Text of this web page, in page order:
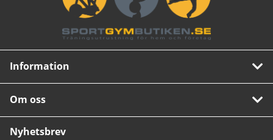
Information
Om oss
Nyhetsbrev